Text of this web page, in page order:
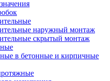
наружный монтаж
скрытый монтаж
в бетонные и кирпичные